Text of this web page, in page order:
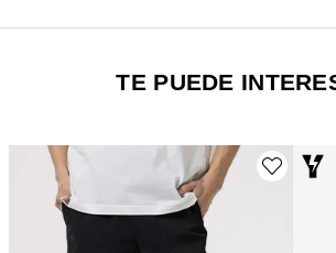
TE PUEDE